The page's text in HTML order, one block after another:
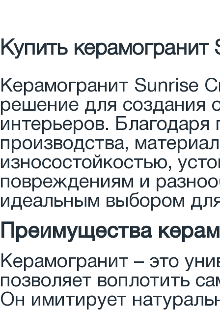
Купить керамогранит
Керамогранит Sunrise
решение для создания
интерьеров.
производства,
износостойкостью,
повреждениям и
идеальным выбором
Преимущества
Керамогранит – это
позволяет воплотить
Он имитирует